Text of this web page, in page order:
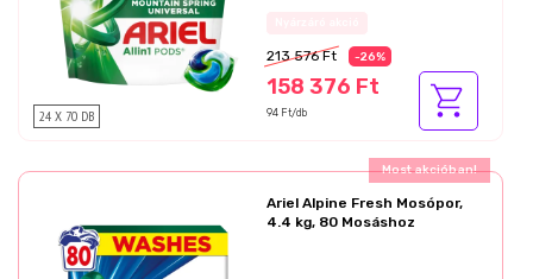
24 X 70 DB
213 576 Ft -26%
158 376 Ft
94 Ft/db
Ajándék akció!
Ariel Alpine Fresh Mosópor,
4.4 kg, 80 Mosáshoz